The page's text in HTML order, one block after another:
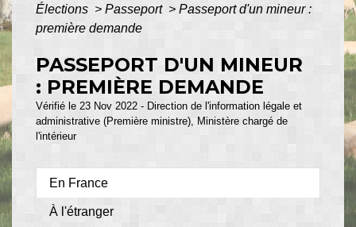
Élections > Passeport > Passeport d'un mineur :
première demande
PASSEPORT D'UN MINEUR
: PREMIÈRE DEMANDE
Vérifié le 23 Nov 2022 - Direction de l'information légale et
administrative (Première ministre), Ministère chargé de
l'intérieur
En France
À l'étranger